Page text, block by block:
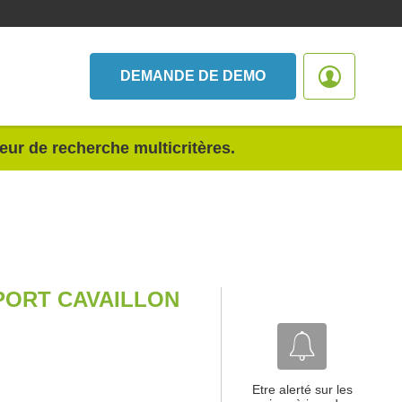
DEMANDE DE DEMO
de recherche multicritères.
CAVAILLON
Etre alerté sur les